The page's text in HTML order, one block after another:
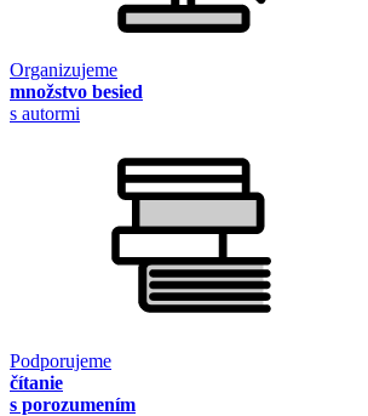
Organizujeme
množstvo besied
s autormi
Podporujeme
čítanie
s porozumením